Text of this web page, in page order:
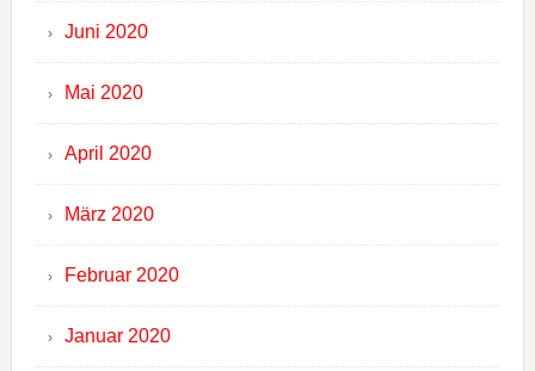
Juni 2020
Mai 2020
April 2020
März 2020
Februar 2020
Januar 2020